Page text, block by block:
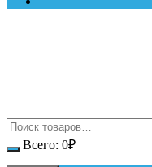
Всего: 0₽